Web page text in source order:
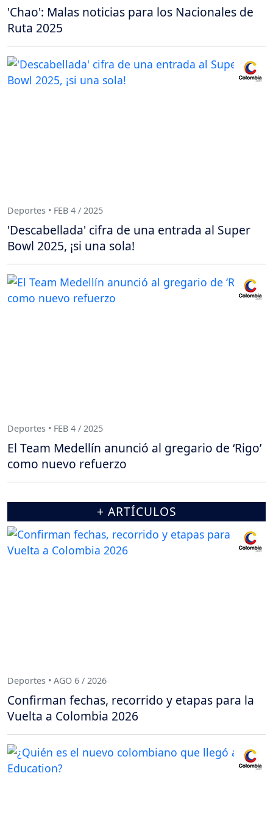
'Chao': Malas noticias para los Nacionales de
Ruta 2025
Deportes • FEB 4 / 2025
'Descabellada' cifra de una entrada al Super
Bowl 2025, ¡si una sola!
Deportes • FEB 4 / 2025
El Team Medellín anunció al gregario de ‘Rigo’
como nuevo refuerzo
+ ARTÍCULOS
Deportes • AGO 6 / 2026
Confirman fechas, recorrido y etapas para la
Vuelta a Colombia 2026